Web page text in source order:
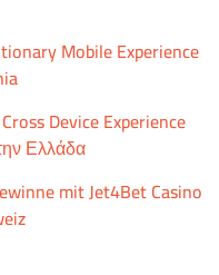
Mobile Experience
Device Experience
Ελλάδα
mit Jet4Bet Casino